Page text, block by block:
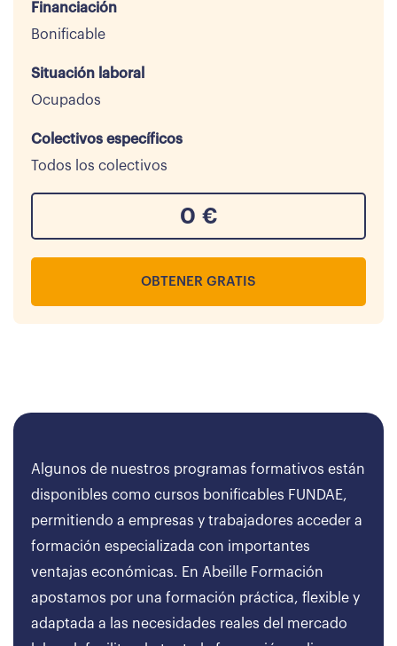
Financiación
Bonificable
Situación laboral
Ocupados
Colectivos específicos
Todos los colectivos
0 €
OBTENER GRATIS
Algunos de nuestros programas formativos están
disponibles como cursos bonificables FUNDAE,
permitiendo a empresas y trabajadores acceder a
formación especializada con importantes
ventajas económicas. En Abeille Formación
apostamos por una formación práctica, flexible y
adaptada a las necesidades reales del mercado